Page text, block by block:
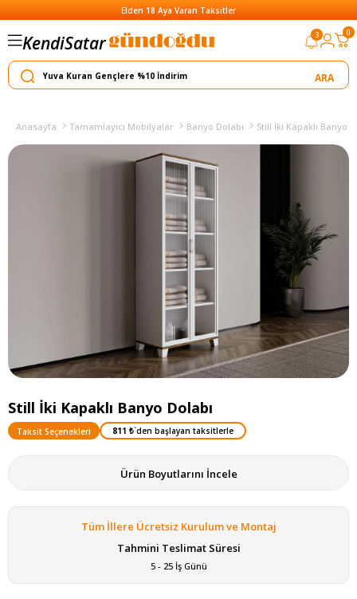
Elden 18 Aya Varan Taksitler
KendiSatar
Yapar
3 0
Anasayfa Tamamlayıcı Mobilyalar Banyo Dolabı Still İki Kapaklı Banyo
Still İki Kapaklı Banyo Dolabı
Taksit Seçenekleri 811 ₺`den başlayan taksitlerle
Ürün Boyutlarını İncele
Tüm İllere Ücretsiz Kurulum ve Montaj
Tahmini Teslimat Süresi
5 - 25 İş Günü